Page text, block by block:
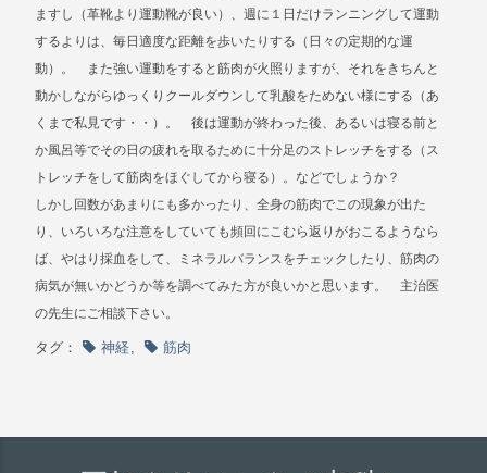
ますし（革靴より運動靴が良い）、週に１日だけランニングして運動
するよりは、毎日適度な距離を歩いたりする（日々の定期的な運
動）。 また強い運動をすると筋肉が火照りますが、それをきちんと
動かしながらゆっくりクールダウンして乳酸をためない様にする（あ
くまで私見です・・）。 後は運動が終わった後、あるいは寝る前と
か風呂等でその日の疲れを取るために十分足のストレッチをする（ス
トレッチをして筋肉をほぐしてから寝る）。などでしょうか？
しかし回数があまりにも多かったり、全身の筋肉でこの現象が出た
り、いろいろな注意をしていても頻回にこむら返りがおこるようなら
ば、やはり採血をして、ミネラルバランスをチェックしたり、筋肉の
病気が無いかどうか等を調べてみた方が良いかと思います。 主治医
の先生にご相談下さい。
タグ： 神経, 筋肉